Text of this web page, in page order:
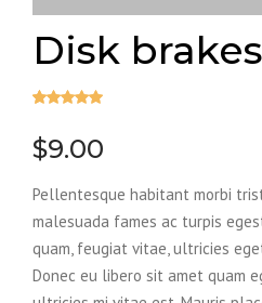
Disk brakes
5.00sobre
5 basado
puntuaciones
de clientes
$9.00
Pellentesque habitant morbi
malesuada fames ac turpis
quam, feugiat vitae, ultricies
Donec eu libero sit amet quam